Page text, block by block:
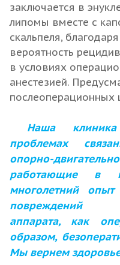
заключается в
липомы вместе с
скальпеля,
вероятность
в условиях
анестезией.
послеоперационных
Наша клиника
проблемах
опорно-
работающие в
многолетний
повреждений
аппарата, как
образом,
Мы вернем